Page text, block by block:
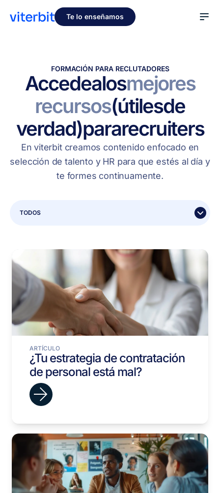
Te lo enseñamos
FORMACIÓN PARA RECLUTADORES
Accedealosmejores
recursos(útilesde
verdad)pararecruiters
En viterbit creamos contenido enfocado en
selección de talento y HR para que estés al día y
te formes continuamente.
TODOS
ARTÍCULO
¿Tu estrategia de contratación
de personal está mal?